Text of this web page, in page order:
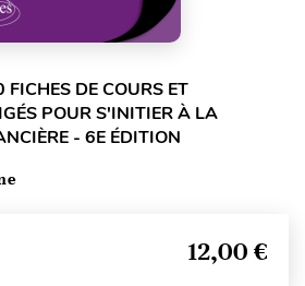
DE COURS ET
POUR S'INITIER À LA
- 6E ÉDITION
12,00 €